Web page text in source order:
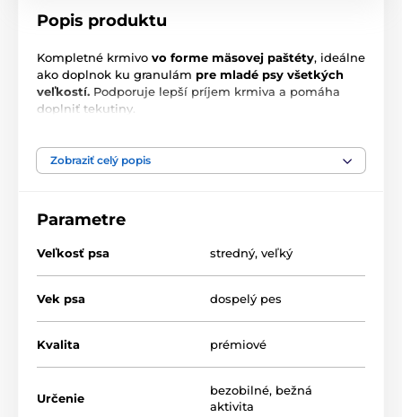
Popis produktu
Kompletné krmivo vo forme mäsovej paštéty, ideálne
ako doplnok ku granulám pre mladé psy všetkých
veľkostí. Podporuje lepší príjem krmiva a pomáha
doplniť tekutiny.
výborná stráviteľnosť a chuť
vyvážené množstvo živín, vitamínov a minerálov
bez obilnín – bez sóje – bez GMO
zdroj omega-3 mastných kyselín
upokojujúci harmanček
Zobraziť celý popis
Parametre
Veľkosť psa stredný, veľký
Vek psa dospelý pes
Kvalita prémiové
Určenie
bezobilné, bežná
aktivita